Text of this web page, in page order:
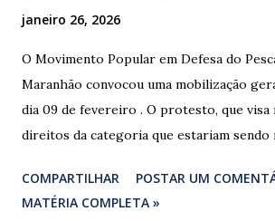
janeiro 26, 2026
O Movimento Popular em Defesa do
Maranhão convocou uma mobilização
dia 09 de fevereiro . O protesto, que visa
direitos da categoria que estariam sendo
federais que cortam o estado. ​As
programadas para começar às 07:00 da
COMPARTILHAR
POSTAR UM
MATÉRIA COMPLETA »